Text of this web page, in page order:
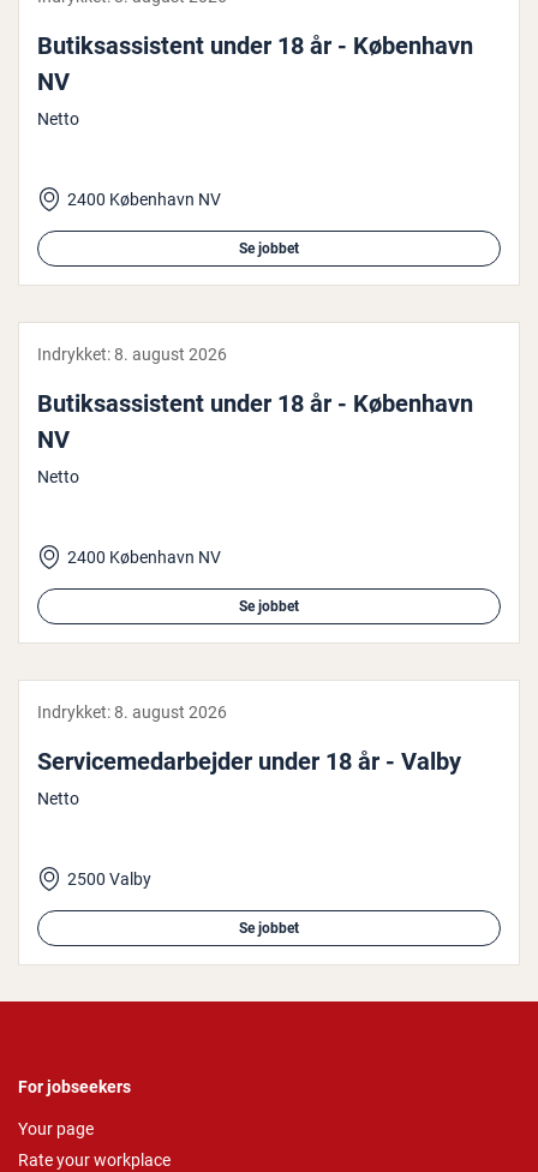
Bu­tiksas­si­stent under 18 år - København
NV
Netto
2400 København NV
Se jobbet
Indrykket:8. august 2026
Bu­tiksas­si­stent under 18 år - København
NV
Netto
2400 København NV
Se jobbet
Indrykket:8. august 2026
Ser­vi­ce­me­d­ar­bej­der under 18 år - Valby
Netto
2500 Valby
Se jobbet
For jobseekers
Your page
Rate your workplace